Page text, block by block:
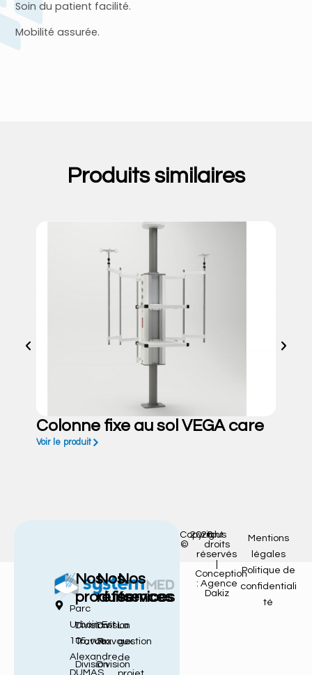
Soin du patient facilité.
Mobilité assurée.
Produits similaires
Colonne fixe au sol VEGA care
Voir le produit
Parc
Urbain Est
105, rue
Alexandre
DUMAS
Nos
produits
Division
Travaux
Division
Nos
références
Division
Travaux
Division
Nos
services
La
gestion
de
Copyright
©
2026tous
droits
réservés
Conception
: Agence
Dakiz
Mentions
légales
Politique de
confidentiali
té